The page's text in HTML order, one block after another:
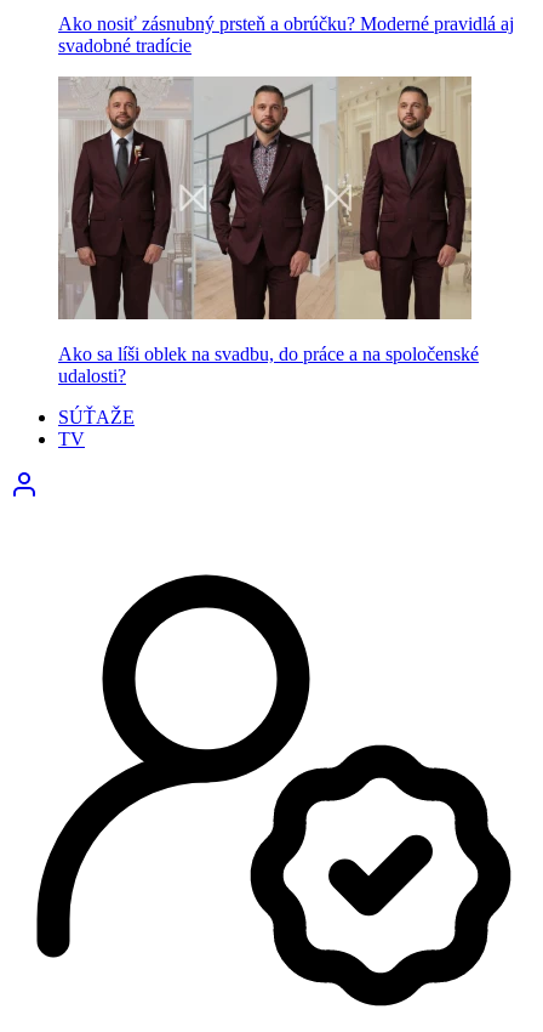
Ako nosiť zásnubný prsteň a obrúčku? Moderné pravidlá aj
svadobné tradície
Ako sa líši oblek na svadbu, do práce a na spoločenské
udalosti?
SÚŤAŽE
TV